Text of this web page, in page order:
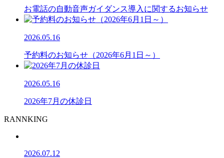
お電話の自動音声ガイダンス導入に関するお知らせ
2026.05.16
予約料のお知らせ（2026年6月1日～）
2026.05.16
2026年7月の休診日
RANNKING
2026.07.12